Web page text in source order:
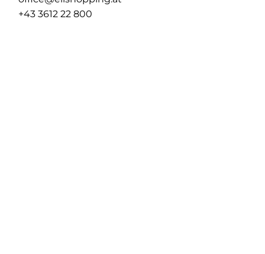
+43 3612 22 800